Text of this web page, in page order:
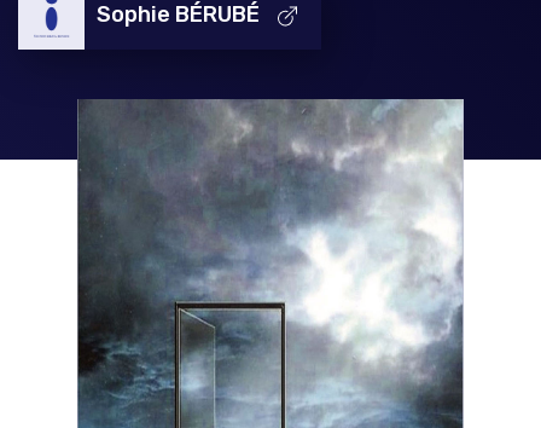
Sophie BÉRUBÉ